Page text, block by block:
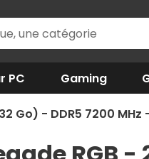
PC Gaming
Go) - DDR5 7200 MHz